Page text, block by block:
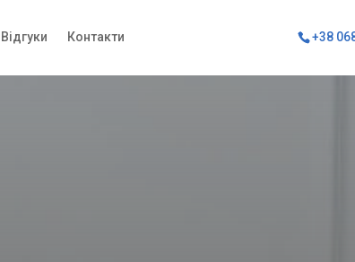
Відгуки Контакти +38